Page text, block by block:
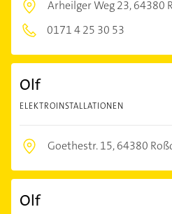
Arheilger Weg 23,64380
0171 4 25 30 53
Olf
ELEKTROINSTALLATIONEN
Goethestr. 15,64380
Olf